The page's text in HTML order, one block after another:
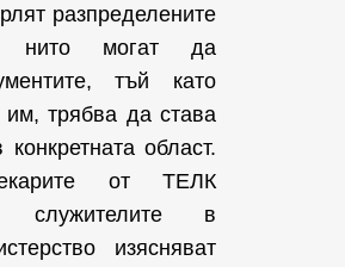
разпределените
нито могат да
тъй като
трябва да става
област.
от ТЕЛК
служителите в
изясняват